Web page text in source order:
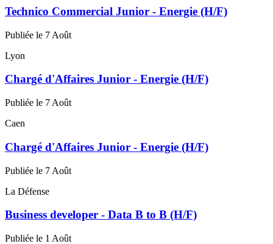
Technico Commercial Junior - Energie (H/F)
Publiée le 7 Août
Lyon
Chargé d'Affaires Junior - Energie (H/F)
Publiée le 7 Août
Caen
Chargé d'Affaires Junior - Energie (H/F)
Publiée le 7 Août
La Défense
Business developer - Data B to B (H/F)
Publiée le 1 Août